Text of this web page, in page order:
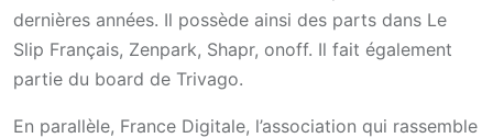
dernières années. Il possède ainsi des parts dans Le
Slip Français, Zenpark, Shapr, onoff. Il fait également
partie du board de Trivago.
En parallèle, France Digitale, l’association qui rassemble